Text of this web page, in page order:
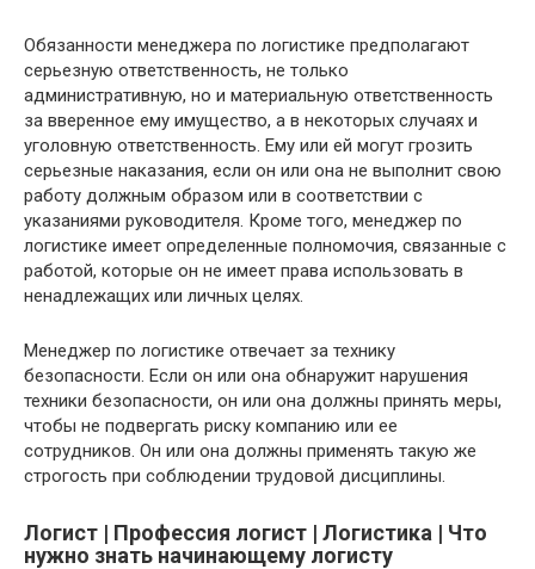
Обязанности менеджера по логистике предполагают
серьезную ответственность, не только
административную, но и материальную ответственность
за вверенное ему имущество, а в некоторых случаях и
уголовную ответственность. Ему или ей могут грозить
серьезные наказания, если он или она не выполнит свою
работу должным образом или в соответствии с
указаниями руководителя. Кроме того, менеджер по
логистике имеет определенные полномочия, связанные с
работой, которые он не имеет права использовать в
ненадлежащих или личных целях.
Менеджер по логистике отвечает за технику
безопасности. Если он или она обнаружит нарушения
техники безопасности, он или она должны принять меры,
чтобы не подвергать риску компанию или ее
сотрудников. Он или она должны применять такую же
строгость при соблюдении трудовой дисциплины.
Логист | Профессия логист | Логистика | Что
нужно знать начинающему логисту